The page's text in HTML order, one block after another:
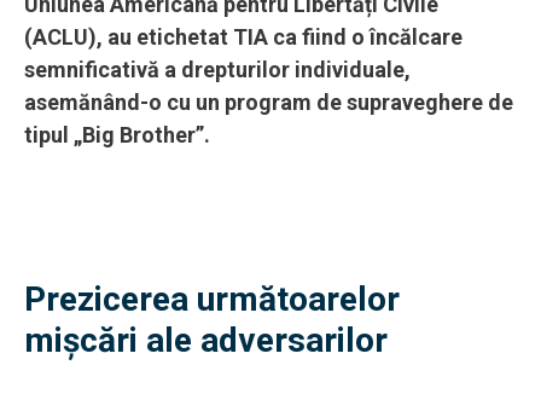
(ACLU), au etichetat TIA ca fiind o încălcare
semnificativă a drepturilor individuale,
asemănând-o cu un program de supraveghere de
tipul „Big Brother”.
Prezicerea următoarelor
mișcări ale adversarilor